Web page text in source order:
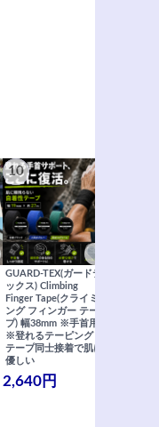
10
GUARD-TEX(ガードテ
ックス) Climbing
Finger Tape(クライミ
ング フィンガー テー
プ) 幅38mm ※手首用
※登れるテーピング ※
テープ同士接着で肌に
優しい
2,640円